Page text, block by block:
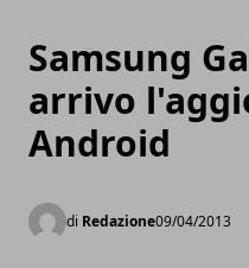
Samsung
arrivo
Android
di Redazione09/04/2013